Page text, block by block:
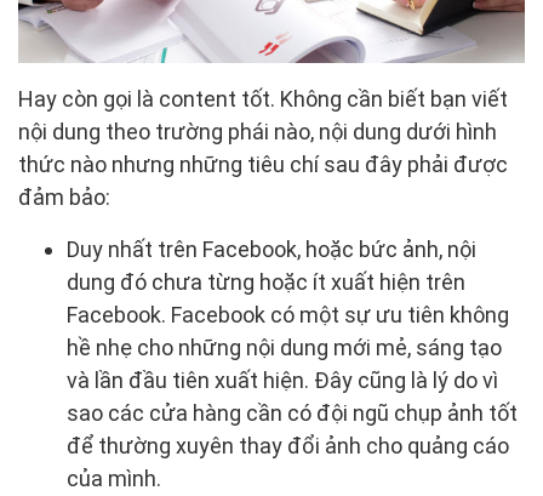
Hay còn gọi là content tốt. Không cần biết bạn viết
nội dung theo trường phái nào, nội dung dưới hình
thức nào nhưng những tiêu chí sau đây phải được
đảm bảo:
Duy nhất trên Facebook, hoặc bức ảnh, nội
dung đó chưa từng hoặc ít xuất hiện trên
Facebook. Facebook có một sự ưu tiên không
hề nhẹ cho những nội dung mới mẻ, sáng tạo
và lần đầu tiên xuất hiện. Đây cũng là lý do vì
sao các cửa hàng cần có đội ngũ chụp ảnh tốt
để thường xuyên thay đổi ảnh cho quảng cáo
của mình.